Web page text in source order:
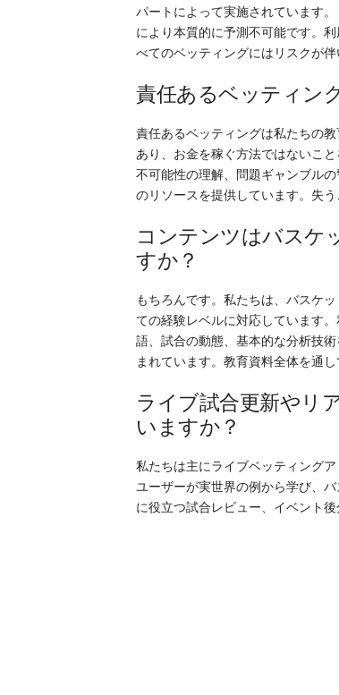
パートによって実施されています
により本質的に予測不可能です。
べてのベッティングにはリスクが
責任あるベッティン
責任あるベッティングは私たちの
あり、お金を稼ぐ方法ではないこ
不可能性の理解、問題ギャンブル
のリソースを提供しています。失
コンテンツはバスケ
すか？
もちろんです。私たちは、バスケ
ての経験レベルに対応しています
語、試合の動態、基本的な分析技
まれています。教育資料全体を通
ライブ試合更新やリ
いますか？
私たちは主にライブベッティング
ユーザーが実世界の例から学び、
に役立つ試合レビュー、イベント